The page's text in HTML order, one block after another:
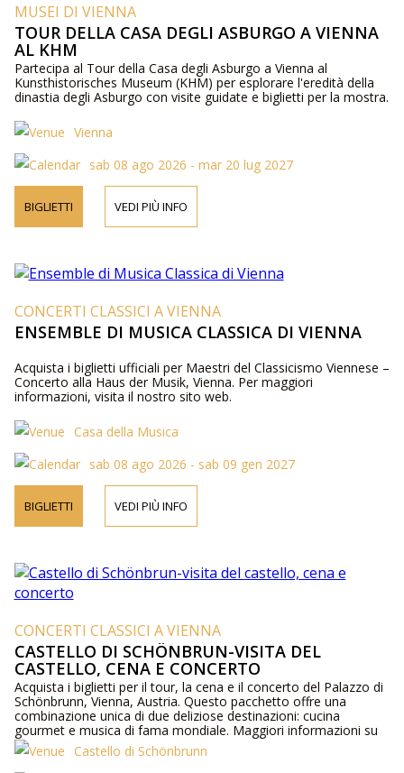
MUSEI DI VIENNA
TOUR DELLA CASA DEGLI ASBURGO A VIENNA
AL KHM
Partecipa al Tour della Casa degli Asburgo a Vienna al
Kunsthistorisches Museum (KHM) per esplorare l'eredità della
dinastia degli Asburgo con visite guidate e biglietti per la mostra.
Vienna
sab 08 ago 2026 - mar 20 lug 2027
BIGLIETTI VEDI PIÙ INFO
CONCERTI CLASSICI A VIENNA
ENSEMBLE DI MUSICA CLASSICA DI VIENNA
Acquista i biglietti ufficiali per Maestri del Classicismo Viennese –
Concerto alla Haus der Musik, Vienna. Per maggiori
informazioni, visita il nostro sito web.
Casa della Musica
sab 08 ago 2026 - sab 09 gen 2027
BIGLIETTI VEDI PIÙ INFO
CONCERTI CLASSICI A VIENNA
CASTELLO DI SCHÖNBRUN-VISITA DEL
CASTELLO, CENA E CONCERTO
Acquista i biglietti per il tour, la cena e il concerto del Palazzo di
Schönbrunn, Vienna, Austria. Questo pacchetto offre una
combinazione unica di due deliziose destinazioni: cucina
gourmet e musica di fama mondiale. Maggiori informazioni su
artisti, programma e prezzi online e per telefono.
Castello di Schönbrunn